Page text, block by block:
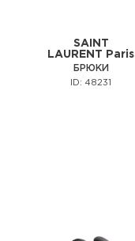
SAINT
LAURENT Paris
БРЮКИ
ID: 48231